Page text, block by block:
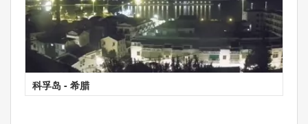
科孚岛 - 希腊